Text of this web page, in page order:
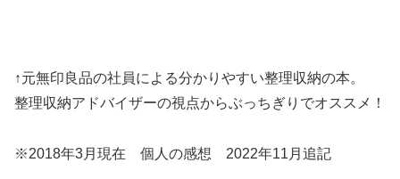
↑元無印良品の社員による分かりやすい整理収納の本。
整理収納アドバイザーの視点からぶっちぎりでオススメ！
※2018年3月現在 個人の感想 2022年11月追記